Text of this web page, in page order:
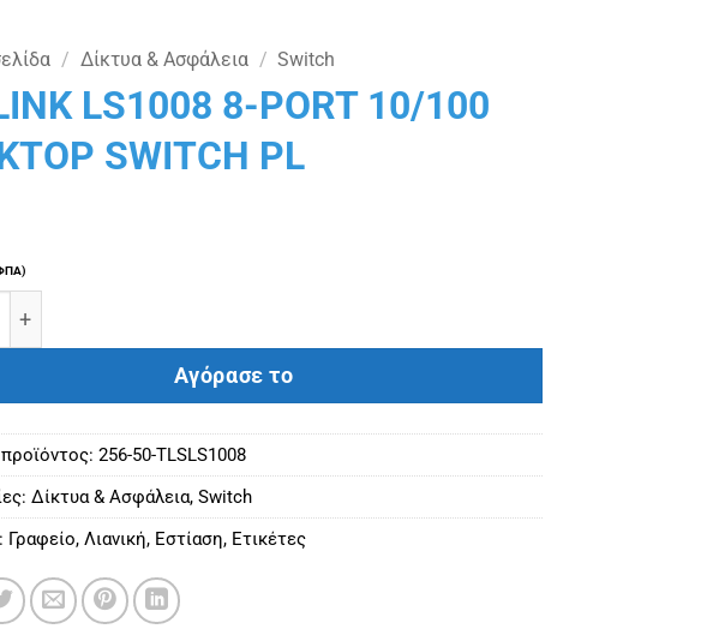
/ Δίκτυα & Ασφάλεια / Switch
LS1008 8-PORT 10/100
SWITCH PL
LS1008 8-PORT 10/100 DESKTOP SWITCH PL ποσότητα
Αγόρασε το
256-50-TLSLS1008
Δίκτυα & Ασφάλεια, Switch
Γραφείο, Λιανική, Εστίαση, Ετικέτες